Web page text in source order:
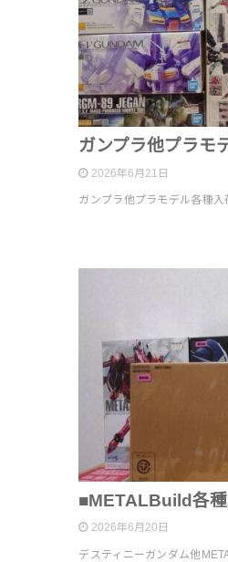
ガンプラ他プラモ
2026年6月21日
ガンプラ他プラモデル各種
■METALBuild各
2026年6月20日
デスティニーガンダム他